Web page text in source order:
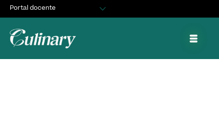
Portal docente
Portal de trabajo y prácticas